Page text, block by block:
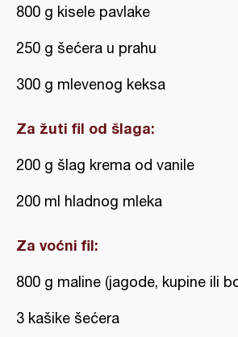
800 g kisele pavlake
250 g šećera u prahu
300 g mlevenog keksa
Za žuti fil od šlaga:
200 g šlag krema od vanile
200 ml hladnog mleka
Za voćni fil:
800 g maline (jagode, kupine ili
3 kašike šećera